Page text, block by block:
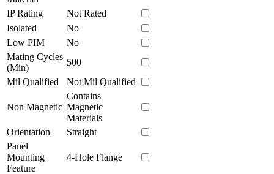
IP Rating
Not Rated
Isolated
No
Low PIM
No
Mating Cycles
(Min)
500
Mil Qualified
Not Mil Qualified
Non Magnetic
Contains
Magnetic
Materials
Orientation
Straight
Panel
Mounting
Feature
4-Hole Flange